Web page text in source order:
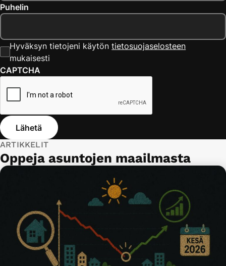
Puhelin
Hyväksyn tietojeni käytöntietosuojaselosteen
mukaisesti
CAPTCHA
Lähetä
ARTIKKELIT
Oppeja asuntojen maailmasta